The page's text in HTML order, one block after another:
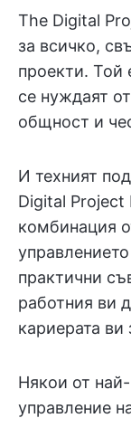
The Digital
за всичко,
проекти. Той
се нуждаят
общност и
И техният
Digital Project
комбинация
практични
работния ви
кариерата ви
Някои от
управление